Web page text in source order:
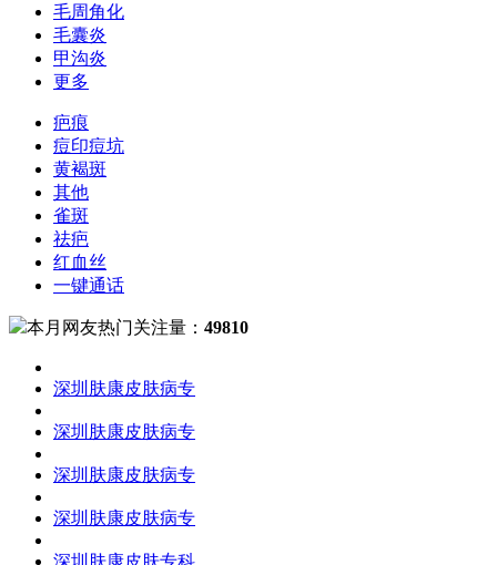
毛周角化
毛囊炎
甲沟炎
更多
疤痕
痘印痘坑
黄褐斑
其他
雀斑
祛疤
红血丝
一键通话
本月网友热门关注量： 49810
深圳肤康皮肤病专
深圳肤康皮肤病专
深圳肤康皮肤病专
深圳肤康皮肤病专
深圳肤康皮肤专科